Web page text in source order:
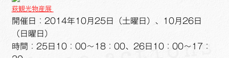
萩観光物産展
開催日：2014年10月25日（土曜日）、10月26日
（日曜日）
時間：25日10：00～18：00、26日10：00～17：